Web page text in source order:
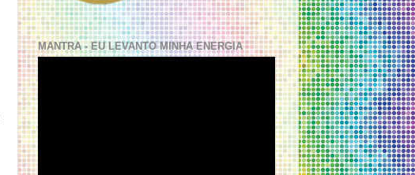
MANTRA - EU LEVANTO MINHA ENERGIA